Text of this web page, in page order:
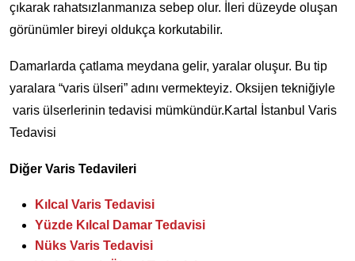
çıkarak rahatsızlanmanıza sebep olur. İleri düzeyde oluşan
görünümler bireyi oldukça korkutabilir.
Damarlarda çatlama meydana gelir, yaralar oluşur. Bu tip
yaralara “varis ülseri” adını vermekteyiz. Oksijen tekniğiyle
varis ülserlerinin tedavisi mümkündür.Kartal İstanbul Varis
Tedavisi
Diğer Varis Tedavileri
Kılcal Varis Tedavisi
Yüzde Kılcal Damar Tedavisi
Nüks Varis Tedavisi